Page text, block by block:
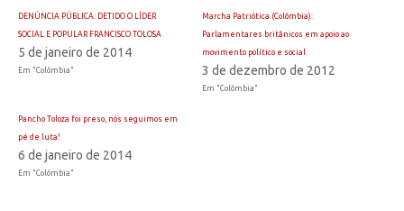
DENÚNCIA PÚBLICA: DETIDO O LÍDER
SOCIAL E POPULAR FRANCISCO TOLOSA
5 de janeiro de 2014
Em "Colômbia"
Marcha Patriótica (Colômbia):
Parlamentares britânicos em apoio ao
movimento político e social
3 de dezembro de 2012
Em "Colômbia"
Pancho Toloza foi preso, nós seguimos em
pé de luta!
6 de janeiro de 2014
Em "Colômbia"